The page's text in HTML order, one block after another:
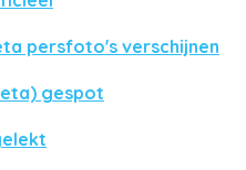
persfoto's verschijnen
gespot